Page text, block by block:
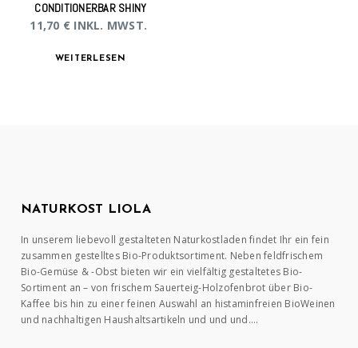
CONDITIONERBAR SHINY
11,70 € INKL. MWST.
WEITERLESEN
NATURKOST LIOLA
In unserem liebevoll gestalteten Naturkostladen findet Ihr ein fein
zusammen gestelltes Bio-Produktsortiment. Neben feldfrischem
Bio-Gemüse & -Obst bieten wir ein vielfältig gestaltetes Bio-
Sortiment an – von frischem Sauerteig-Holzofenbrot über Bio-
Kaffee bis hin zu einer feinen Auswahl an histaminfreien BioWeinen
und nachhaltigen Haushaltsartikeln und und und….